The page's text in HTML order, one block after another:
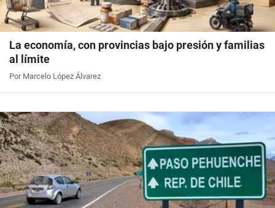
La economía, con provincias bajo presión y familias
al límite
Por Marcelo López Álvarez